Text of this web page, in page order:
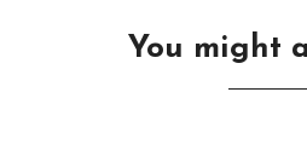
You might